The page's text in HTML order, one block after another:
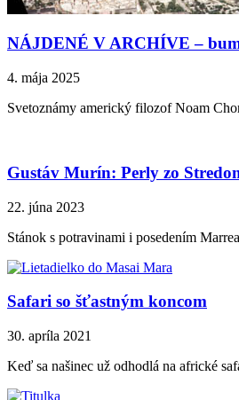
NÁJDENÉ V ARCHÍVE –
4. mája 2025
Svetoznámy americký filozof Noam
Gustáv Murín: Perly zo
22. júna 2023
Stánok s potravinami i posedením
Safari so šťastným koncom
30. apríla 2021
Keď sa našinec už odhodlá na africké